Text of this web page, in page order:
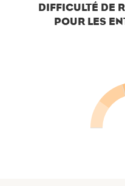
DIFFICULTÉ DE
POUR LES